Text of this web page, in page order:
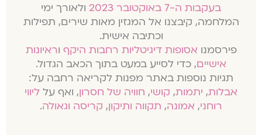
בעקבות ה-7 באוקטובר 2023
ולאורך ימי
המלחמה, קיבצנו אל המגזין מאות שירים, תפילות
וכתיבה אישית.
פירסמנו אסופות דיגיטליות רחבות היקף וראיונות
אישיים, כדי לסייע במעט בתוך הכאב הגדול.
תגיות נוספות באתר מפנות לקריאה רחבה על:
אבלות, יתמות, קושי, חוויה של חסרון, ואף על ליווי
רוחני, אמונה, תקווה ותיקון, קריסה וגאולה.